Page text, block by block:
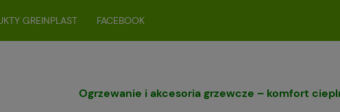
GREINPLAST FACEBOOK
Ogrzewanie i akcesoria grzewcze – komfort